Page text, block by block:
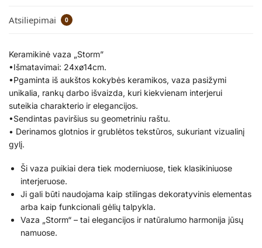
Atsiliepimai 0
Keramikinė vaza „Storm”
•Išmatavimai: 24xø14cm.
•Pgaminta iš aukštos kokybės keramikos, vaza pasižymi
unikalia, rankų darbo išvaizda, kuri kiekvienam interjerui
suteikia charakterio ir elegancijos.
•Sendintas paviršius su geometriniu raštu.
• Derinamos glotnios ir grublėtos tekstūros, sukuriant vizualinį
gylį.
Ši vaza puikiai dera tiek moderniuose, tiek klasikiniuose
interjeruose.
Ji gali būti naudojama kaip stilingas dekoratyvinis elementas
arba kaip funkcionali gėlių talpykla.
Vaza „Storm“ – tai elegancijos ir natūralumo harmonija jūsų
namuose.